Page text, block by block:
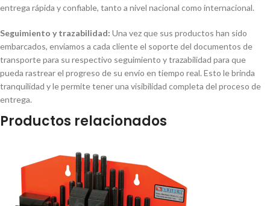
entrega rápida y confiable, tanto a nivel nacional como internacional.
Seguimiento y trazabilidad: Una vez que sus productos han sido
embarcados, enviamos a cada cliente el soporte del documentos de
transporte para su respectivo seguimiento y trazabilidad para que
pueda rastrear el progreso de su envío en tiempo real. Esto le brinda
tranquilidad y le permite tener una visibilidad completa del proceso de
entrega.
Productos relacionados